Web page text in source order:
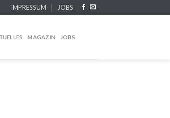
IMPRESSUM JOBS
MAGAZIN JOBS